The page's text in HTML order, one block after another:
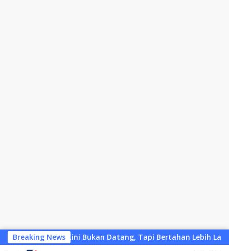
Langsung
ke
Breaking News
Bukan Datang, Tapi Bertahan Lebih Lama Hadiah